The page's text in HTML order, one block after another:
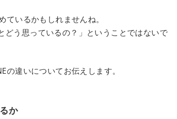
いるかもしれませんね。
う思っているの？」ということではないで
違いについてお伝えします。
か